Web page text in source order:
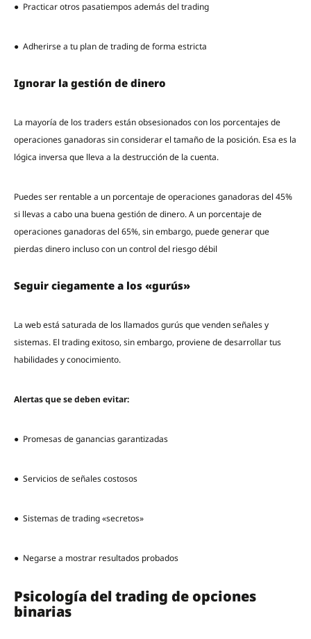
● Practicar otros pasatiempos además del trading
● Adherirse a tu plan de trading de forma estricta
Ignorar la gestión de dinero
La mayoría de los traders están obsesionados con los porcentajes de
operaciones ganadoras sin considerar el tamaño de la posición. Esa es la
lógica inversa que lleva a la destrucción de la cuenta.
Puedes ser rentable a un porcentaje de operaciones ganadoras del 45%
si llevas a cabo una buena gestión de dinero. A un porcentaje de
operaciones ganadoras del 65%, sin embargo, puede generar que
pierdas dinero incluso con un control del riesgo débil
Seguir ciegamente a los «gurús»
La web está saturada de los llamados gurús que venden señales y
sistemas. El trading exitoso, sin embargo, proviene de desarrollar tus
habilidades y conocimiento.
Alertas que se deben evitar:
● Promesas de ganancias garantizadas
● Servicios de señales costosos
● Sistemas de trading «secretos»
● Negarse a mostrar resultados probados
Psicología del trading de opciones
binarias